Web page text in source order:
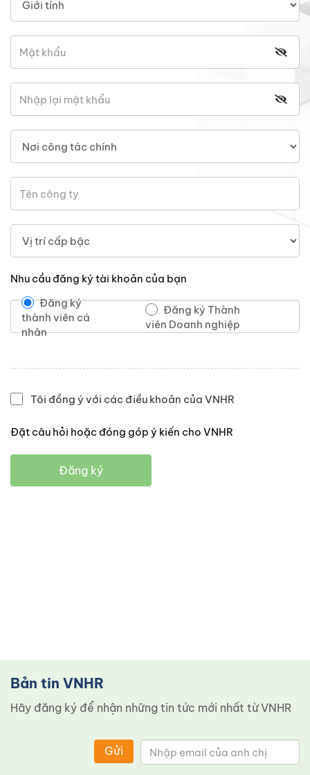
Nhu cầu đăng ký tài khoản của bạn
Đăng ký
thành viên cá
nhân
Đăng ký Thành
viên Doanh nghiệp
Tôi đồng ý với các điều khoản của VNHR
Đặt câu hỏi hoặc đóng góp ý kiến cho VNHR
Đăng ký
Bản tin VNHR
Hãy đăng ký để nhận những tin tức mới nhất từ ​​VNHR
Gửi